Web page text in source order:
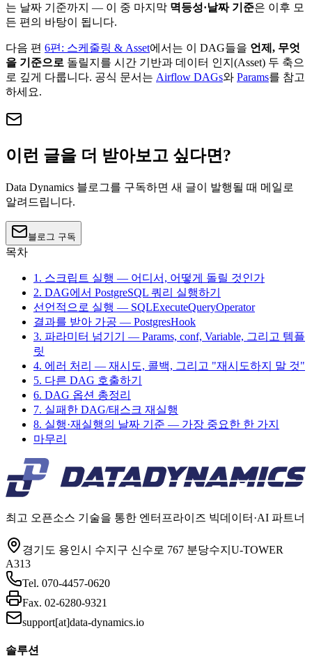
는 날짜 기준까지 — 이 중 마지막 멱등성·날짜 기준은 이후 모
든 편의 바탕이 됩니다.
다음 편 6편: 스케줄링 & Asset에서는 이 DAG들을 언제, 무엇
을 기준으로 돌릴지를 시간 기반과 데이터 인지(Asset) 두 축으
로 깊게 다룹니다. 공식 문서는 Airflow DAGs와 Params를 참고
하세요.
이런 글을 더 받아보고 싶다면?
Data Dynamics 블로그를 구독하면 새 글이 발행될 때 메일로
알려드립니다.
블로그 구독
목차
1. 스크립트 실행 — 어디서, 어떻게 돌릴 것인가
2. DAG에서 PostgreSQL 쿼리 실행하기
선언적으로 실행 — SQLExecuteQueryOperator
결과를 받아 가공 — PostgresHook
3. 파라미터 넘기기 — Params, conf, Variable, 그리고 템플
릿
4. 에러 처리 — 재시도, 콜백, 그리고 "재시도하지 말 것"
5. 다른 DAG 호출하기
6. DAG 옵션 총정리
7. 실패한 DAG/태스크 재실행
8. 실행·재실행의 날짜 기준 — 가장 중요한 한 가지
마무리
최고 오픈소스 기술을 통한 엔터프라이즈 빅데이터·AI 파트너
경기도 용인시 수지구 신수로 767 분당수지U-TOWER
A313
Tel. 070-4457-0620
Fax. 02-6280-9321
support[at]data-dynamics.io
솔루션